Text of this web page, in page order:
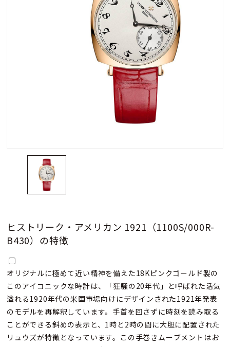
ヒストリーク・アメリカン 1921（1100S/000R-
B430）の特徴
オリジナルに極めて近い精神を備えた18Kピンクゴールド製の
このアイコニックな時計は、「狂騒の20年代」と呼ばれた活気
溢れる1920年代の米国市場向けにデザインされた1921年発表
のモデルを再解釈しています。手首を回さずに時刻を読み取る
ことができる斜めの表示と、1時と2時の間に大胆に配置された
リュウズが特徴となっています。この手巻きムーブメントはお